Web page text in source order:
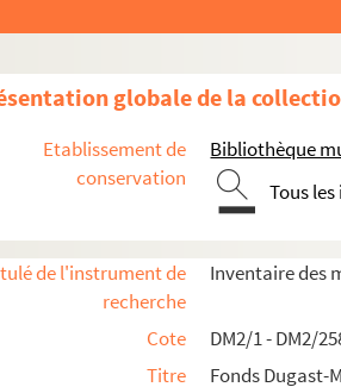
globale de la
Etablissement de
conservation
Bibliothèque
Tous
de l'instrument de
recherche
Inventaire des
Cote
DM2/1 - DM2/
Titre
Fonds Dugast-